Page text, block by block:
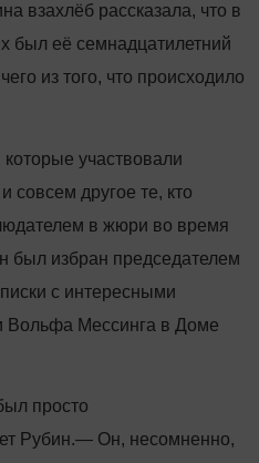
вза­хлёб рассказала, что в
был её семнадцатилетний
из того, что происходило
участвовали
совсем другое те, кто
в жюри во время
был избран председателем
с интересными
Вольфа Мессинга в Доме
просто
Рубин.— Он, несомненно,